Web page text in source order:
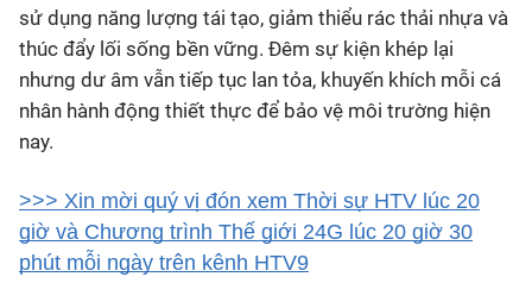
sử dụng năng lượng tái tạo, giảm thiểu rác thải nhựa và
thúc đẩy lối sống bền vững. Đêm sự kiện khép lại
nhưng dư âm vẫn tiếp tục lan tỏa, khuyến khích mỗi cá
nhân hành động thiết thực để bảo vệ môi trường hiện
nay.
>>> Xin mời quý vị đón xem Thời sự HTV lúc 20
giờ và Chương trình Thế giới 24G lúc 20 giờ 30
phút mỗi ngày trên kênh HTV9